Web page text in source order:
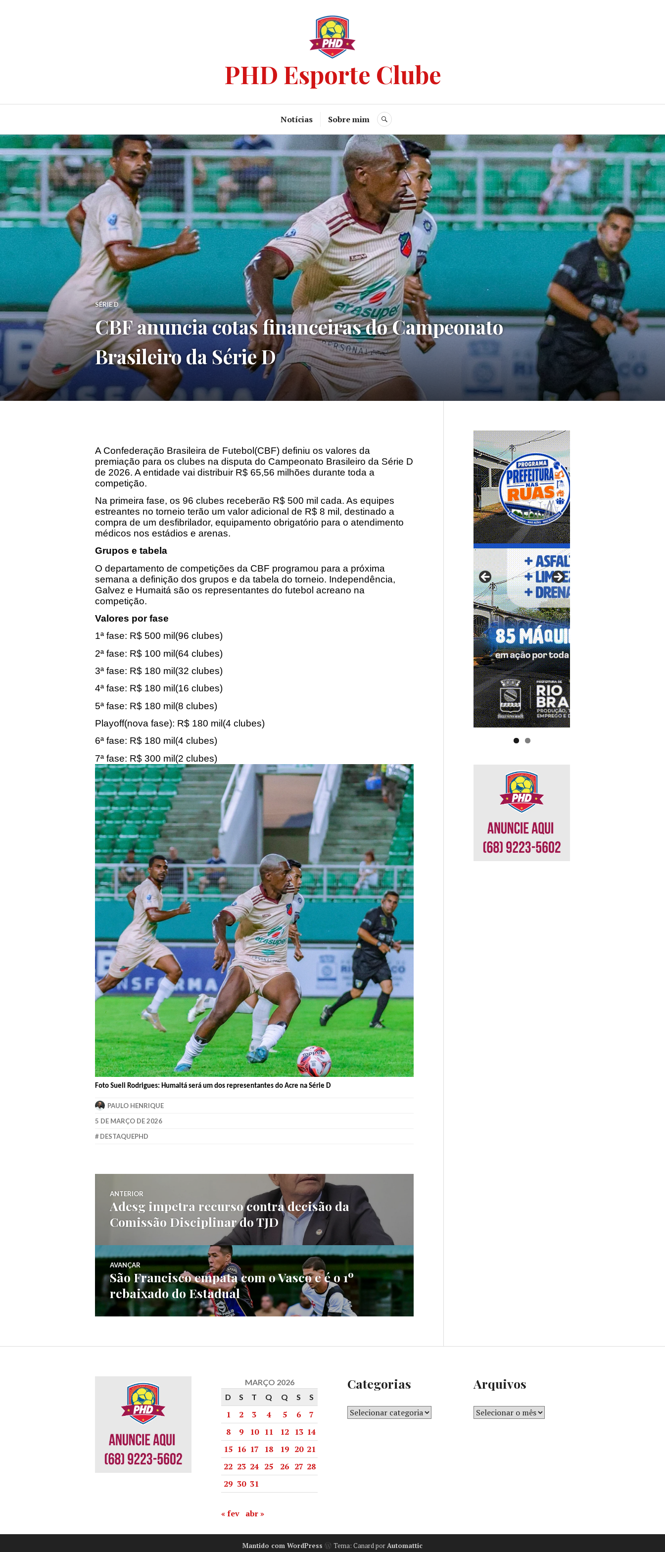
PHD Esporte Clube
Notícias Sobre mim
SÉRIE D
CBF anuncia cotas financeiras do Campeonato
Brasileiro da Série D
A Confederação Brasileira de Futebol(CBF) definiu os valores da
premiação para os clubes na disputa do Campeonato Brasileiro da Série D
de 2026. A entidade vai distribuir R$ 65,56 milhões durante toda a
competição.
Na primeira fase, os 96 clubes receberão R$ 500 mil cada. As equipes
estreantes no torneio terão um valor adicional de R$ 8 mil, destinado a
compra de um desfibrilador, equipamento obrigatório para o atendimento
médicos nos estádios e arenas.
Grupos e tabela
O departamento de competições da CBF programou para a próxima
semana a definição dos grupos e da tabela do torneio. Independência,
Galvez e Humaitá são os representantes do futebol acreano na
competição.
Valores por fase
1ª fase: R$ 500 mil(96 clubes)
2ª fase: R$ 100 mil(64 clubes)
3ª fase: R$ 180 mil(32 clubes)
4ª fase: R$ 180 mil(16 clubes)
5ª fase: R$ 180 mil(8 clubes)
Playoff(nova fase): R$ 180 mil(4 clubes)
6ª fase: R$ 180 mil(4 clubes)
7ª fase: R$ 300 mil(2 clubes)
Foto Sueli Rodrigues: Humaitá será um dos representantes do Acre na Série D
PAULO HENRIQUE
5 DE MARÇO DE 2026
DESTAQUEPHD
ANTERIOR
Adesg impetra recurso contra decisão da
Comissão Disciplinar do TJD
AVANÇAR
São Francisco empata com o Vasco e é o 1º
rebaixado do Estadual
MARÇO 2026
D
S T Q Q S S
1 2 3 4 5 6
7
8
9 10 11 12 13 14
15 16 17 18 19 20 21
22 23 24 25 26 27 28
29 30 31
« fev abr »
Categorias Arquivos
Mantido com WordPress Tema: Canard porAutomattic